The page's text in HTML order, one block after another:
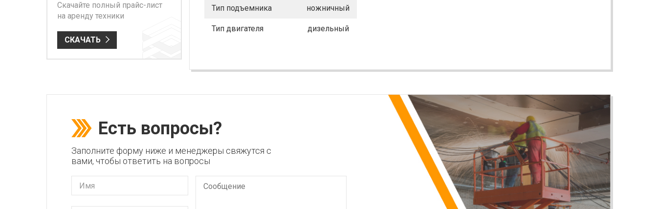
Скачайте полный прайс-лист
на аренду техники
СКАЧАТЬ
Тип подъемника ножничный
Тип двигателя дизельный
Есть вопросы?
Заполните форму ниже и менеджеры свяжутся с
вами, чтобы ответить на вопросы